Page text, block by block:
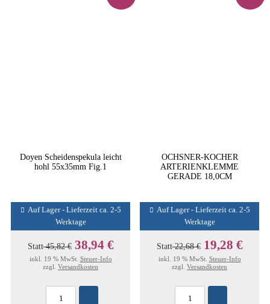
Doyen Scheidenspekula leicht
hohl 55x35mm Fig.1
Auf Lager - Lieferzeit ca. 2-5
Werktage
Statt45,82 € 38,94 €
inkl. 19 % MwSt. Steuer-Info
zzgl. Versandkosten
OCHSNER-KOCHER
ARTERIENKLEMME
GERADE 18,0CM
Auf Lager - Lieferzeit ca. 2-5
Werktage
Statt22,68 € 19,28 €
inkl. 19 % MwSt. Steuer-Info
zzgl. Versandkosten